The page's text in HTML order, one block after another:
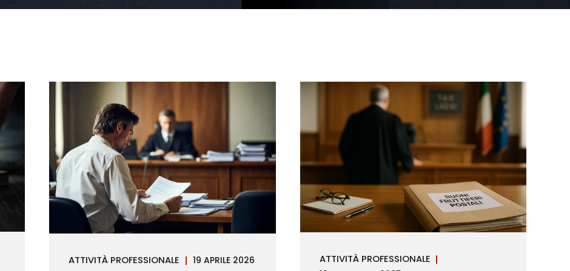
ATTIVITÀ PROFESSIONALE 19 APRILE 2026
ATTIVITÀ PROFESSIONALE